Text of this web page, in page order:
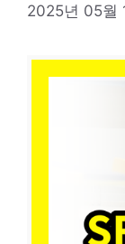
2025년 05월